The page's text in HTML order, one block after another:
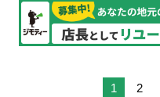
1 2